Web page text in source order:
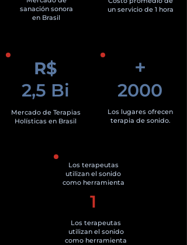
sanación sonora
en Brasil
un servicio de 1 hora
R$
2,5 Bi
Mercado de Terapias
Holísticas en Brasil
+
2000
Los lugares ofrecen
terapia de sonido.
Los terapeutas
utilizan el sonido
como herramienta
1
Los terapeutas
utilizan el sonido
como herramienta